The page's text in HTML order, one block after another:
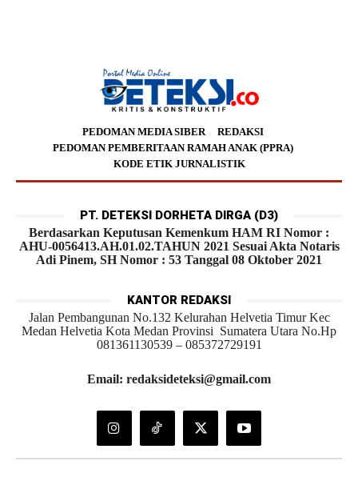
PEDOMAN MEDIA SIBER
REDAKSI
PEDOMAN PEMBERITAAN RAMAH ANAK (PPRA)
KODE ETIK JURNALISTIK
PT. DETEKSI DORHETA DIRGA (D3)
Berdasarkan Keputusan Kemenkum HAM RI Nomor :
AHU-0056413.AH.01.02.TAHUN 2021 Sesuai Akta Notaris
Adi Pinem, SH Nomor : 53 Tanggal 08 Oktober 2021
KANTOR REDAKSI
Jalan Pembangunan No.132 Kelurahan Helvetia Timur Kec
Medan Helvetia Kota Medan Provinsi Sumatera Utara No.Hp
081361130539 – 085372729191
Email: redaksideteksi@gmail.com